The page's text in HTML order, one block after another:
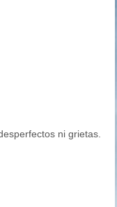
ni grietas.